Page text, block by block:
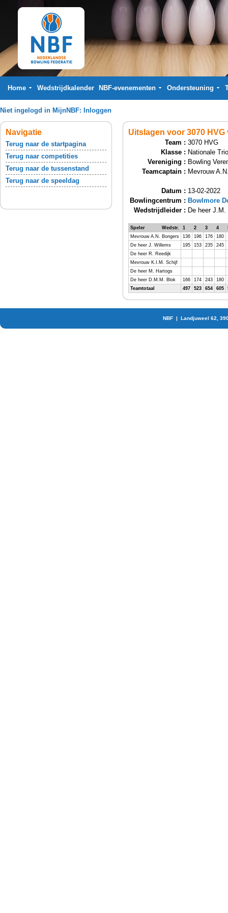
Home Wedstrijdkalender NBF-evenementen Ondersteuning
Niet ingelogd in MijnNBF: Inloggen
Navigatie
Terug naar de startpagina
Terug naar competities
Terug naar de tussenstand
Terug naar de speeldag
Uitslagen voor 3070 HVG
Team : 3070 HVG
Klasse : Nationale
Vereniging : Bowling
Teamcaptain : Mevrouw
Datum : 13-02-2022
Bowlingcentrum : Bowlmore
Wedstrijdleider : De heer
Speler Wedstr. 1 2 3 4
Mevrouw A.N. Bongers
136 196 176 180
De heer J. Willems
195 153 235 245
De heer R. Reedijk
Mevrouw K.I.M. Schijf
De heer M. Hartogs
De heer D.M.M. Blok
166 174 243 180
Teamtotaal
497 523 654 605
NBF | Landjuweel 62,